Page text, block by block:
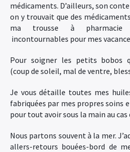
médicaments. D’ailleurs, son
on y trouvait que des
ma trousse à pharmacie
incontournables pour mes
Pour soigner les petits bobos
(coup de soleil, mal de ventre,
Je vous détaille toutes mes
fabriquées par mes propres soins
pour tout avoir sous la main au
Nous partons souvent à la mer.
allers-retours bouées-bord de